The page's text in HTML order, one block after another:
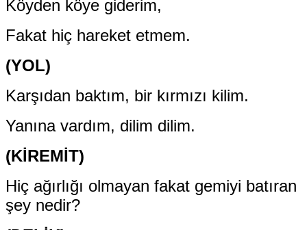
Köyden köye giderim,
Fakat hiç hareket etmem.
(YOL)
Karşıdan baktım, bir kırmızı kilim.
Yanına vardım, dilim dilim.
(KİREMİT)
Hiç ağırlığı olmayan fakat gemiyi batıran
şey nedir?